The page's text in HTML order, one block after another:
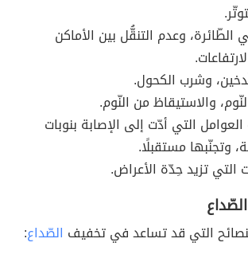
وعدم التنقُّل بين الأماكن
وشرب الكحول.
والاستيقاظ من النّوم.
التي أدّت إلى الإصابة بنوبات
وتجنّبها مستقبلًا.
التي تزيد حِدّة الأعراض.
التي قد تساعد في تخفيف الصّداع: